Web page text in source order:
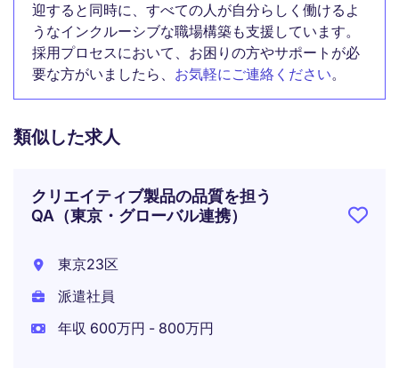
迎すると同時に、すべての人が自分らしく働けるよ
うなインクルーシブな職場構築も支援しています。
採用プロセスにおいて、お困りの方やサポートが必
要な方がいましたら、 お気軽にご連絡ください。
類似した求人
クリエイティブ製品の品質を担う
QA（東京・グローバル連携）
東京23区
派遣社員
年収 600万円 - 800万円